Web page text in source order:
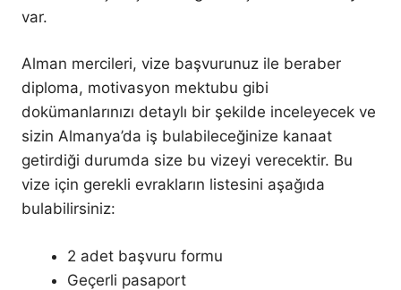
var.
Alman mercileri, vize başvurunuz ile beraber
diploma, motivasyon mektubu gibi
dokümanlarınızı detaylı bir şekilde inceleyecek ve
sizin Almanya’da iş bulabileceğinize kanaat
getirdiği durumda size bu vizeyi verecektir. Bu
vize için gerekli evrakların listesini aşağıda
bulabilirsiniz:
2 adet başvuru formu
Geçerli pasaport